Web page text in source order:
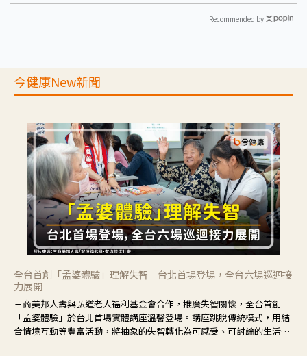
Recommended by
今健康New新聞
全台首創「孟婆體驗」理解失智 台北首場登場，全台六場巡迴接
力展開
三商美邦人壽與弘道老人福利基金會合作，推廣失智關懷，全台首創
「孟婆體驗」於台北首場實體講座溫馨登場。講座跳脫傳統模式，用結
合情境互動等豐富活動，將抽象的失智轉化為可感受、可討論的生活情